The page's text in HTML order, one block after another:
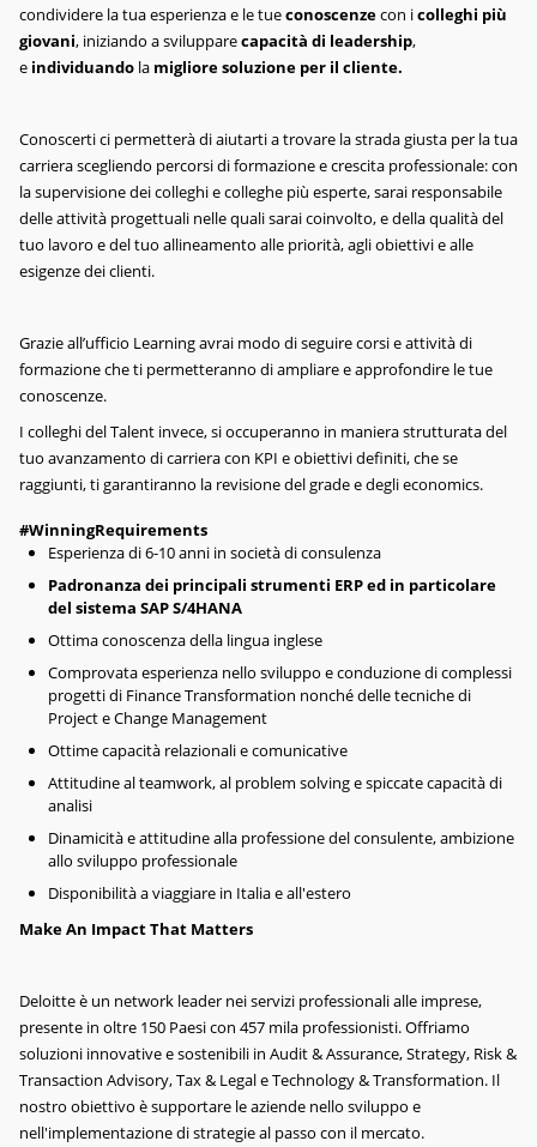
condividere la tua esperienza e le tueconoscenzecon icolleghi più
giovani, iniziando a svilupparecapacità di leadership,
e individuando la migliore soluzione per il cliente.
Conoscerti ci permetterà di aiutarti a trovare la strada giusta per la tua
carriera scegliendo percorsi di formazione e crescita professionale: con
la supervisione dei colleghi e colleghe più esperte, sarai responsabile
delle attività progettuali nelle quali sarai coinvolto, e della qualità del
tuo lavoro e del tuo allineamento alle priorità, agli obiettivi e alle
esigenze dei clienti.
Grazie all’ufficio Learning avrai modo di seguire corsi e attività di
formazione che ti permetteranno di ampliare e approfondire le tue
conoscenze.
I colleghi del Talent invece, si occuperanno in maniera strutturata del
tuo avanzamento di carriera con KPI e obiettivi definiti, che se
raggiunti, ti garantiranno la revisione del grade e degli economics.
#WinningRequirements
Esperienza di 6-10 anni in società di consulenza
Padronanza dei principali strumenti ERP ed in particolare
del sistema SAP S/4HANA
Ottima conoscenza della lingua inglese
Comprovata esperienza nello sviluppo e conduzione di complessi
progetti di Finance Transformation nonché delle tecniche di
Project e Change Management
Ottime capacità relazionali e comunicative
Attitudine al teamwork, al problem solving e spiccate capacità di
analisi
Dinamicità e attitudine alla professione del consulente, ambizione
allo sviluppo professionale
Disponibilità a viaggiare in Italia e all'estero
Make An Impact That Matters
Deloitte è un network leader nei servizi professionali alle imprese,
presente in oltre 150 Paesi con 457 mila professionisti. Offriamo
soluzioni innovative e sostenibili in Audit & Assurance, Strategy, Risk &
Transaction Advisory, Tax & Legal e Technology & Transformation. Il
nostro obiettivo è supportare le aziende nello sviluppo e
nell'implementazione di strategie al passo con il mercato.